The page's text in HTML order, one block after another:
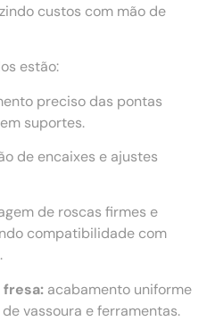
custos com mão de
estão:
preciso das pontas
suportes.
de encaixes e ajustes
de roscas firmes e
compatibilidade com
acabamento uniforme
vassoura e ferramentas.